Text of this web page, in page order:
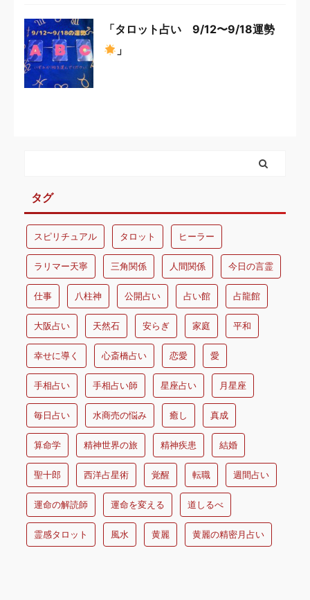
「タロット占い 9/12〜9/18運勢
」
タグ
スピリチュアル タロット ヒーラー
ラリマー天寧 三角関係 人間関係 今日の言霊
仕事 八柱神 公開占い 占い館 占龍館
大阪占い 天然石 安らぎ 家庭 平和
幸せに導く 心斎橋占い 恋愛 愛
手相占い 手相占い師 星座占い 月星座
毎日占い 水商売の悩み 癒し 真成
算命学 精神世界の旅 精神疾患 結婚
聖十郎 西洋占星術 覚醒 転職 週間占い
運命の解読師 運命を変える 道しるべ
霊感タロット 風水 黄麗 黄麗の精密月占い